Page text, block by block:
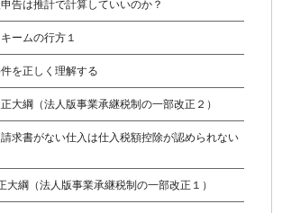
告は推計で計算していいのか？
ームの行方１
を正しく理解する
大綱（法人版事業承継税制の一部改正２）
求書がない仕入は仕入税額控除が認められない
大綱（法人版事業承継税制の一部改正１）